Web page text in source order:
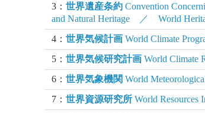
3：世界遺産条約 Convention
and Natural Heritage ／ World
4：世界気候計画 World Climate
5：世界気候研究計画 World Climate
6：世界気象機関 World
7：世界資源研究所 World Resources